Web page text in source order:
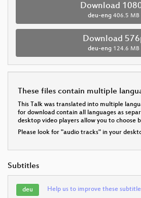
Download
deu-eng 406.5 MB
Download
deu-eng 124.6 MB
These files contain multiple
This Talk was translated into multiple
for download contain all languages as
desktop video players allow you to choose
Please look for "audio tracks" in your
Subtitles
deu Help us to improve these